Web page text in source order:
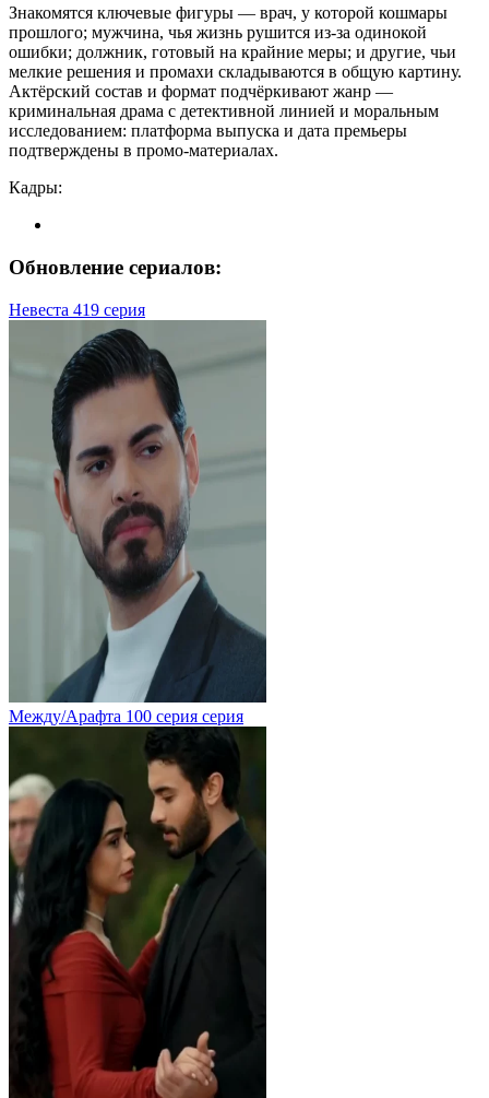
Знакомятся ключевые фигуры — врач, у которой кошмары
прошлого; мужчина, чья жизнь рушится из-за одинокой
ошибки; должник, готовый на крайние меры; и другие, чьи
мелкие решения и промахи складываются в общую картину.
Актёрский состав и формат подчёркивают жанр —
криминальная драма с детективной линией и моральным
исследованием: платформа выпуска и дата премьеры
подтверждены в промо-материалах.
Кадры:
Обновление сериалов:
Невеста 419 серия
Между/Арафта 100 серия серия